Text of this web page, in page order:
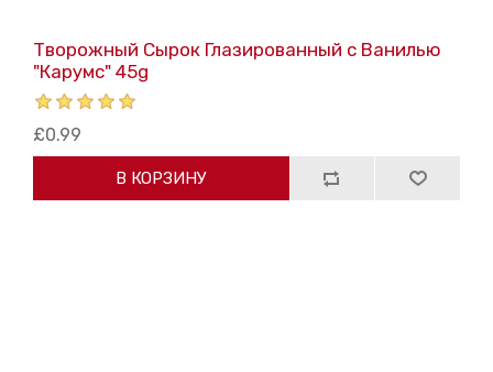
Творожный Сырок Глазированный с Ванилью
"Карумс" 45g
£0.99
В КОРЗИНУ